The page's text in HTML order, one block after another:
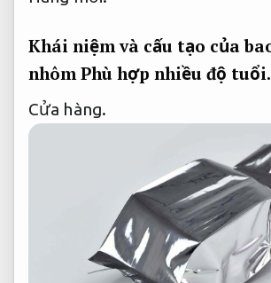
Khái niệm và cấu tạo của
nhôm Phù hợp nhiều độ tuổi.
Cửa hàng.